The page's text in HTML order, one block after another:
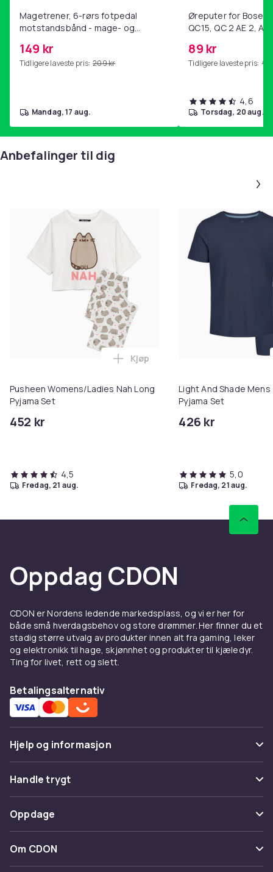
Magetrener, 6-rørs fotpedal
motstandsbånd - mage- og
hjemmegymnastikk Purple
149 kr
Tidligere laveste pris: 209 kr
mandag, 17 aug.
Øreputer for Bose
QC15, QC 2 AE 2, AE
89 kr
Tidligere laveste pris: 99
4,6
torsdag, 20 aug.
Anbefalinger til dig
Pusheen Womens/Ladies Nah Long
Pyjama Set
452 kr
Legg Pusheen Womens/Ladies
Kjøp
4,5
fredag, 21 aug.
Light And Shade
Pyjama Set
426 kr
5,0
fredag, 21 aug.
Oppdag CDON
CDON er Nordens ledende markedsplass, og vi er her for
både små hverdagsbehov og store drømmer. Her finner du et
stadig større utvalg av produkter innen alt fra gaming, leker
og elektronikk til hage, skjønnhet og produkter til kjæledyr.
Ting for livet, rett og slett.
Betalingsalternativ
Hjelp og informasjon
Vanlige spørsmål
Spor pakke
Angre & returner her
Kontakt oss
Handle trygt
Betaling
Levering
Oppdage
Kategorier
Varemerker
Om CDON